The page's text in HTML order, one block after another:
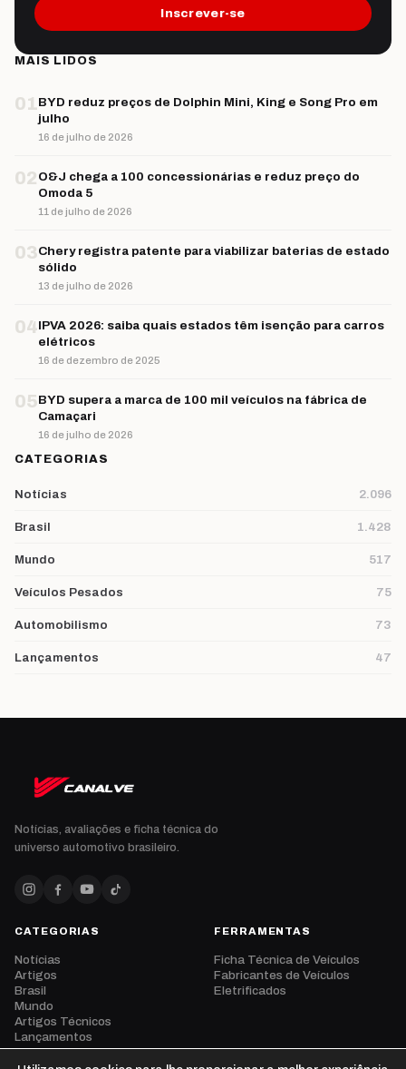
Inscrever-se
MAIS LIDOS
01BYD reduz preços de Dolphin Mini, King e Song Pro em
julho
16 de julho de 2026
02 O&J chega a 100 concessionárias e reduz preço do
Omoda 5
11 de julho de 2026
03Chery registra patente para viabilizar baterias de estado
sólido
13 de julho de 2026
04IPVA 2026: saiba quais estados têm isenção para carros
elétricos
16 de dezembro de 2025
05BYD supera a marca de 100 mil veículos na fábrica de
Camaçari
16 de julho de 2026
CATEGORIAS
Notícias 2.096
Brasil 1.428
Mundo 517
Veículos Pesados 75
Automobilismo 73
Lançamentos 47
Notícias, avaliações e ficha técnica do
universo automotivo brasileiro.
CATEGORIAS
Notícias
Artigos
Brasil
Mundo
Artigos Técnicos
Lançamentos
Eventos
FERRAMENTAS
Ficha Técnica de Veículos
Fabricantes de Veículos
Eletrificados